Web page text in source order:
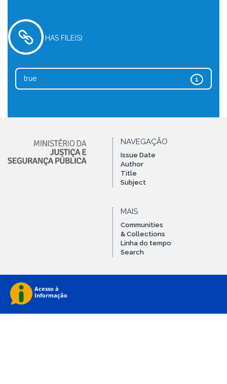
HAS FILE(S)
1
true
NAVEGAÇÃO
Issue Date
Author
Title
Subject
MAIS
Communities
& Collections
Linha do tempo
Search